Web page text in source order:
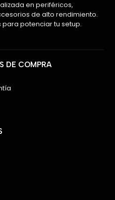
en periféricos,
de alto rendimiento.
potenciar tu setup.
DE COMPRA